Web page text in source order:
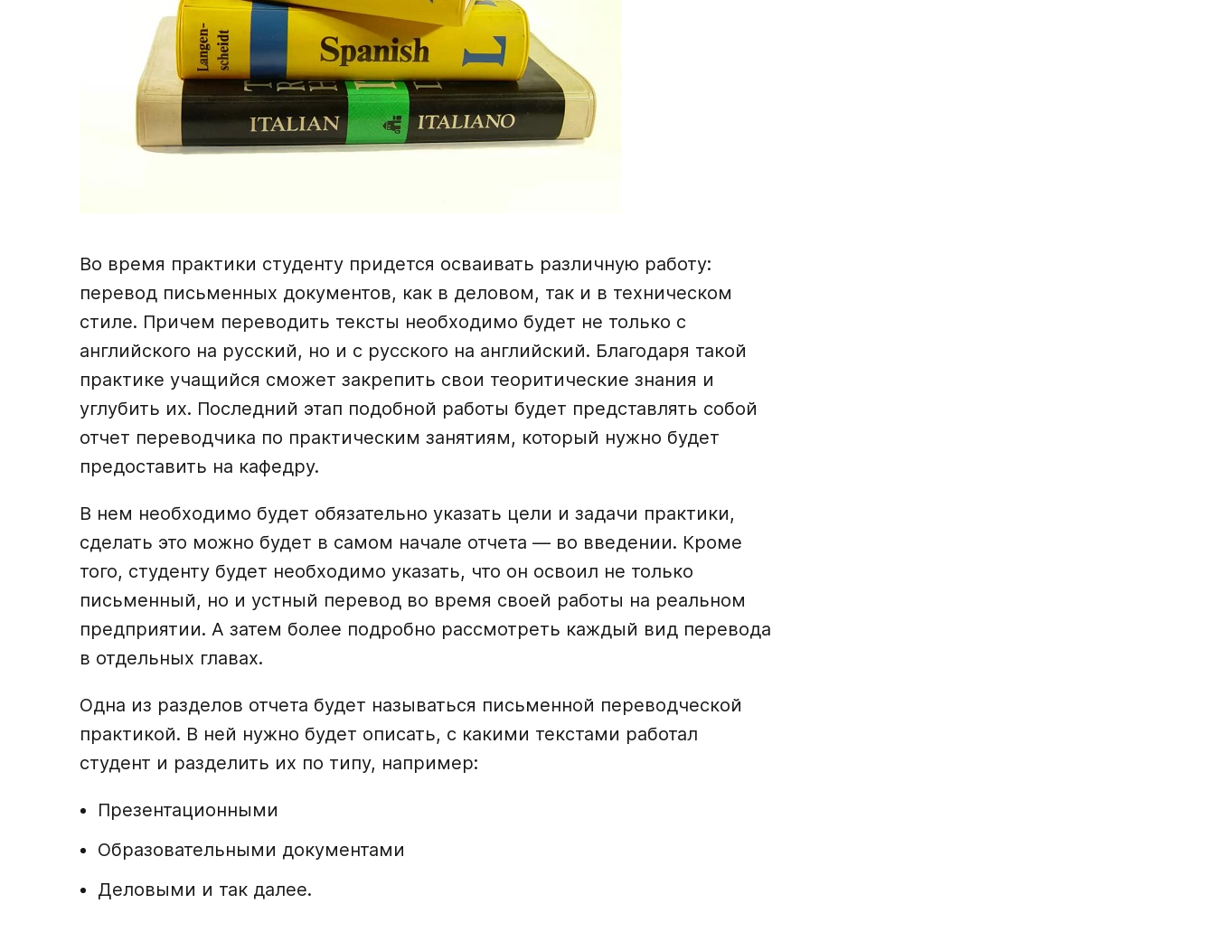
Во время практики студенту придется осваивать различную работу:
перевод письменных документов, как в деловом, так и в техническом
стиле. Причем переводить тексты необходимо будет не только с
английского на русский, но и с русского на английский. Благодаря такой
практике учащийся сможет закрепить свои теоритические знания и
углубить их. Последний этап подобной работы будет представлять собой
отчет переводчика по практическим занятиям, который нужно будет
предоставить на кафедру.
В нем необходимо будет обязательно указать цели и задачи практики,
сделать это можно будет в самом начале отчета — во введении. Кроме
того, студенту будет необходимо указать, что он освоил не только
письменный, но и устный перевод во время своей работы на реальном
предприятии. А затем более подробно рассмотреть каждый вид перевода
в отдельных главах.
Одна из разделов отчета будет называться письменной переводческой
практикой. В ней нужно будет описать, с какими текстами работал
студент и разделить их по типу, например:
Презентационными
Образовательными документами
Деловыми и так далее.